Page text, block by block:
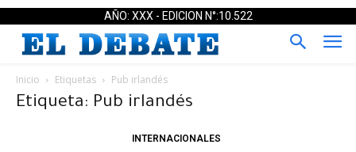
AÑO: XXX - EDICION N°:10.522
Inicio Etiquetas Pub irlandés
Etiqueta: Pub irlandés
INTERNACIONALES